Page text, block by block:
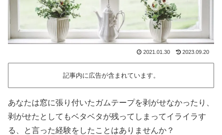
2021.01.30 2023.09.20
記事内に広告が含まれています。
あなたは窓に張り付いたガムテープを剥がせなかったり、
剥がせたとしてもベタベタが残ってしまってイライラす
る、と言った経験をしたことはありませんか？